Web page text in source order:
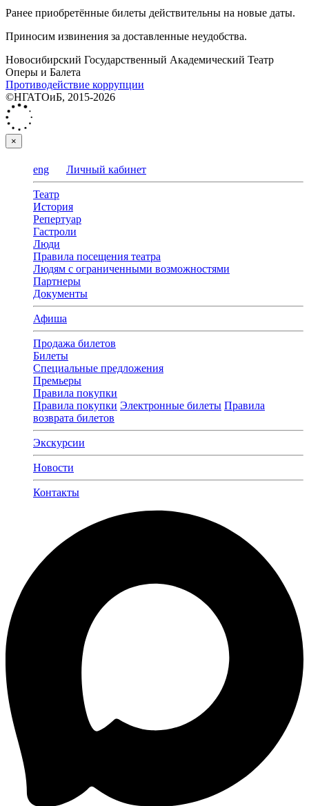
Ранее приобретённые билеты действительны на новые даты.
Приносим извинения за доставленные неудобства.
Новосибирский Государственный Академический Театр
Оперы и Балета
Противодействие коррупции
©НГАТОиБ, 2015-2026
×
eng Личный кабинет
Театр
История
Репертуар
Гастроли
Люди
Правила посещения театра
Людям с ограниченными возможностями
Партнеры
Документы
Афиша
Продажа билетов
Билеты
Специальные предложения
Премьеры
Правила покупки
Правила покупки Электронные билеты Правила
возврата билетов
Экскурсии
Новости
Контакты